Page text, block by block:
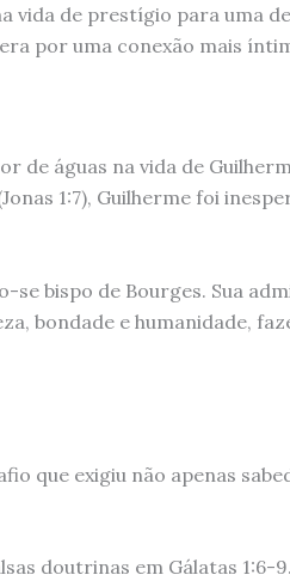
vida de prestígio para uma
por uma conexão mais
de águas na vida de
1:7), Guilherme foi
bispo de Bourges. Sua
bondade e humanidade,
que exigiu não apenas
doutrinas em Gálatas 1:6-